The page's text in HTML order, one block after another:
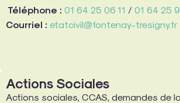
Téléphone : 01 64 25 06 11 / 01 64 25
Courriel : etatcivil@fontenay-tresigny.fr
Actions Sociales
Actions sociales, CCAS, demandes de